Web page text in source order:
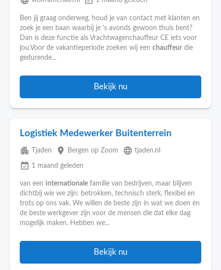
Ben jij graag onderweg, houd je van contact met klanten en
zoek je een baan waarbij je 's avonds gewoon thuis bent?
Dan is deze functie als Vrachtwagenchauffeur CE iets voor
jou.Voor de vakantieperiode zoeken wij een chauffeur die
gedurende...
Bekijk nu
Logistiek Medewerker Buitenterrein
apartment Tjaden place Bergen op Zoom language tjaden.nl
event_available 1 maand geleden
van een internationale familie van bedrijven, maar blijven
dichtbij wie we zijn: betrokken, technisch sterk, flexibel en
trots op ons vak. We willen de beste zijn in wat we doen én
de beste werkgever zijn voor de mensen die dat elke dag
mogelijk maken. Hebben we...
Bekijk nu